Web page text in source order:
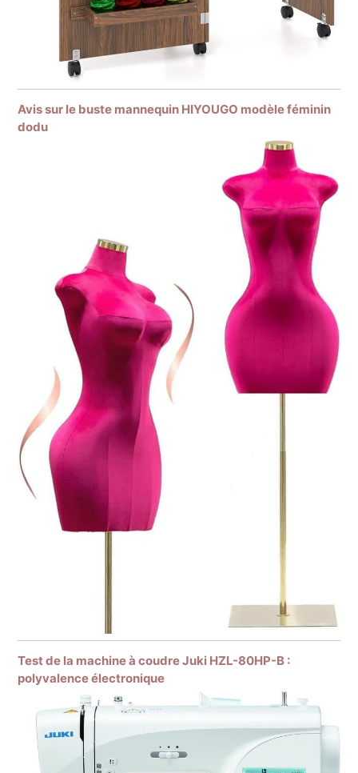
Avis sur le buste mannequin HIYOUGO modèle féminin
dodu
Test de la machine à coudre Juki HZL-80HP-B :
polyvalence électronique